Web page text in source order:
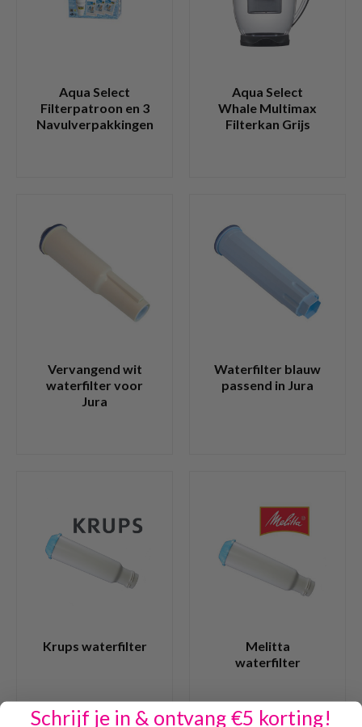
Aqua Select
Filterpatroon en 3
Navulverpakkingen
Aqua Select
Whale Multimax
Filterkan Grijs
Vervangend wit
waterfilter voor
Jura
Waterfilter blauw
passend in Jura
Krups waterfilter
Melitta
waterfilter
Schrijf je in & ontvang €5 korting!